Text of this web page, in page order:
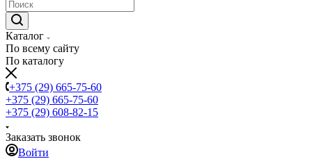
Каталог
По всему сайту
По каталогу
+375 (29) 665-75-60
+375 (29) 665-75-60
+375 (29) 608-82-15
Заказать звонок
Войти